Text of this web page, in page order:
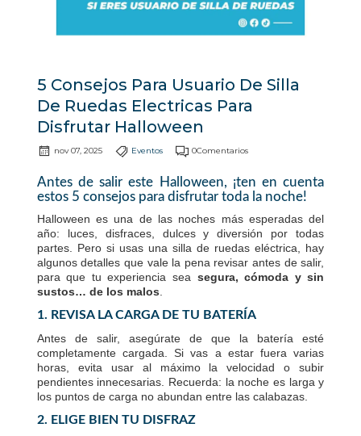
5 Consejos Para Usuario De Silla
De Ruedas Electricas Para
Disfrutar Halloween
nov 07, 2025 Eventos 0Comentarios
Antes de salir este Halloween, ¡ten en cuenta
estos 5 consejos para disfrutar toda la noche!
Halloween es una de las noches más esperadas del
año: luces, disfraces, dulces y diversión por todas
partes. Pero si usas una silla de ruedas eléctrica, hay
algunos detalles que vale la pena revisar antes de salir,
para que tu experiencia sea segura, cómoda y sin
sustos… de los malos
1. REVISA LA CARGA DE TU BATERÍA
Antes de salir, asegúrate de que la batería esté
completamente cargada. Si vas a estar fuera varias
horas, evita usar al máximo la velocidad o subir
pendientes innecesarias. Recuerda: la noche es larga y
los puntos de carga no abundan entre las calabazas.
2. ELIGE BIEN TU DISFRAZ